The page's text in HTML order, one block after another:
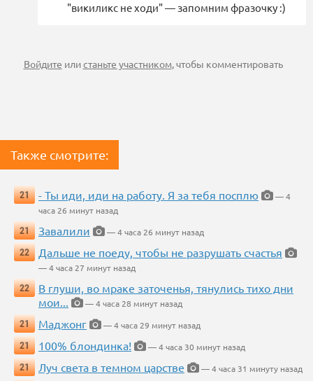
"викиликс не ходи" — запомним фразочку :)
Войдите илистаньте участником, чтобы комментировать
Также смотрите:
21 - Ты иди, иди на работу. Я за тебя посплю
— 4
часа 26 минут назад
21
Завалили
— 4 часа 26 минут назад
22
Дальше не поеду, чтобы не разрушать счастья
— 4 часа 27 минут назад
22
В глуши, во мраке заточенья, тянулись тихо дни
мои...
— 4 часа 28 минут назад
21
Маджонг
— 4 часа 29 минут назад
21
100% блондинка!
— 4 часа 30 минут назад
21
Луч света в темном царстве
— 4 часа 31 минуту назад